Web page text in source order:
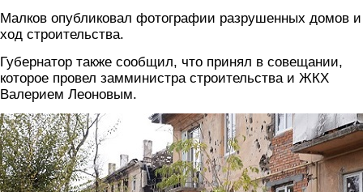
Малков опубликовал фотографии разрушенных домов и
ход строительства.
Губернатор также сообщил, что принял в совещании,
которое провел замминистра строительства и ЖКХ
Валерием Леоновым.
foto3.jpg